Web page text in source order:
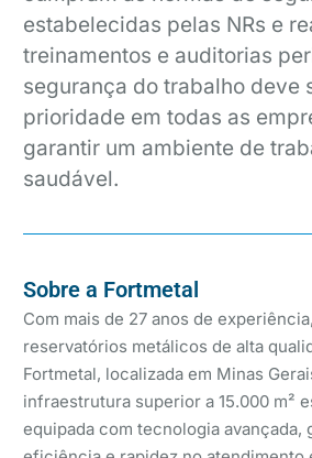
estabelecidas pelas NRs e
treinamentos e auditorias
segurança do trabalho deve
prioridade em todas as
garantir um ambiente de
saudável.
Sobre a Fortmetal
Com mais de 27 anos de
reservatórios metálicos de alta
Fortmetal, localizada em Minas
infraestrutura superior a 15.000 m²
equipada com tecnologia avançada,